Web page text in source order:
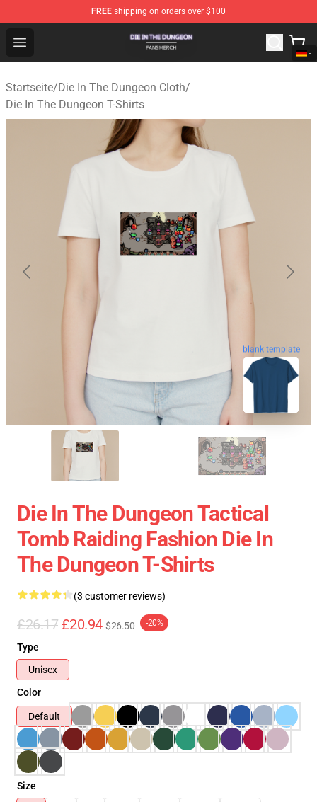
FREE shipping on orders over $100
Open menu
Die In The Dungeon Shop - Official Die In The Dungeon
Startseite/Die In The Dungeon Cloth/
Die In The Dungeon T-Shirts
blank template
Die In The Dungeon Tactical
Tomb Raiding Fashion Die In
The Dungeon T-Shirts
(3 customer reviews)
£26.17 £20.94 $26.50 -20%
Type
Unisex
Color
Default
Size